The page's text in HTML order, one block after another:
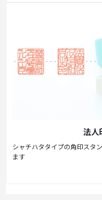
法人
シャチハタタイプの角印スタ
ます